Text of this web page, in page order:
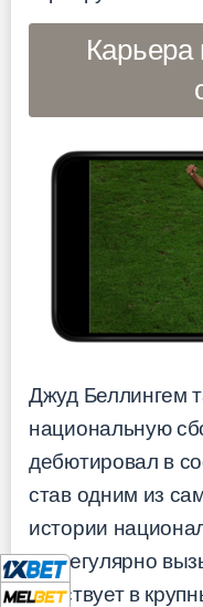
Карьера
Джуд Беллингем
национальную
дебютировал в
став одним из
истории
он регулярно
участвует в